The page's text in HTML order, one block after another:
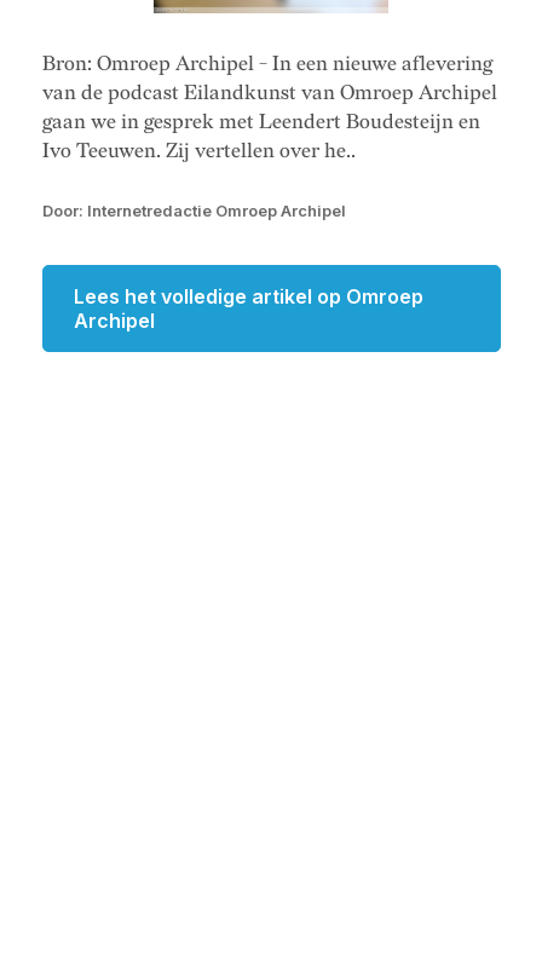
Bron: Omroep Archipel - In een nieuwe aflevering
van de podcast Eilandkunst van Omroep Archipel
gaan we in gesprek met Leendert Boudesteijn en
Ivo Teeuwen. Zij vertellen over he..
Door: Internetredactie Omroep Archipel
Lees het volledige artikel op Omroep
Archipel